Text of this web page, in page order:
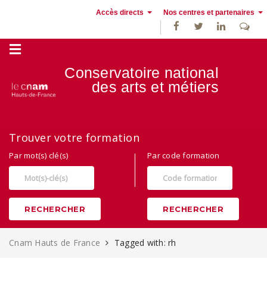
Accès directs Nos centres et partenaires
France
Conservatoire national
des arts et métiers
Trouver votre formation
Par mot(s) clé(s)
RECHERCHER
Par code formation
RECHERCHER
Cnam Hauts de France Tagged with: rh